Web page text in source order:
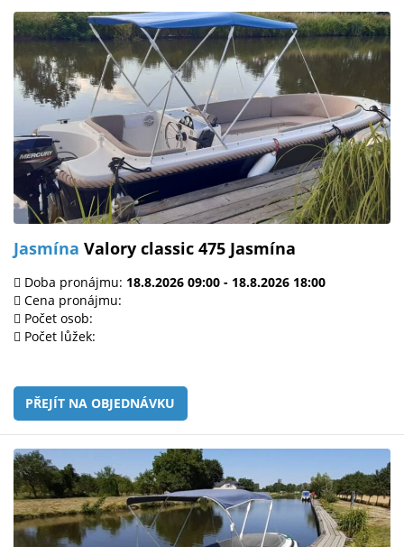
Jasmína Valory classic 475 Jasmína
Doba pronájmu: 18.8.2026 09:00 - 18.8.2026 18:00
Cena pronájmu:
Počet osob:
Počet lůžek:
PŘEJÍT NA OBJEDNÁVKU